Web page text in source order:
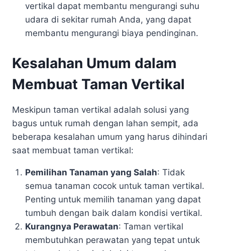
vertikal dapat membantu mengurangi suhu
udara di sekitar rumah Anda, yang dapat
membantu mengurangi biaya pendinginan.
Kesalahan Umum dalam
Membuat Taman Vertikal
Meskipun taman vertikal adalah solusi yang
bagus untuk rumah dengan lahan sempit, ada
beberapa kesalahan umum yang harus dihindari
saat membuat taman vertikal:
Pemilihan Tanaman yang Salah: Tidak
semua tanaman cocok untuk taman vertikal.
Penting untuk memilih tanaman yang dapat
tumbuh dengan baik dalam kondisi vertikal.
Kurangnya Perawatan: Taman vertikal
membutuhkan perawatan yang tepat untuk